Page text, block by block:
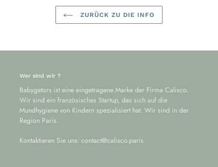
ZURÜCK ZU DIE INFO
Wer sind wir ?
Babygators ist eine eingetragene Marke der Firma Calisco.
Wir sind ein französisches Startup, das sich auf die
Mundhygiene von Kindern spezialisiert hat. Wir sind in der
Region Paris.
Kontaktieren Sie uns: contact@calisco.paris